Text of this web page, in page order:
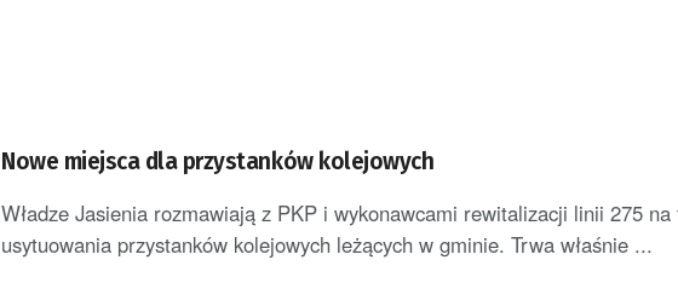
Nowe miejsca dla przystanków kolejowych
Władze Jasienia rozmawiają z PKP i wykonawcami rewitalizacji linii 275 na
usytuowania przystanków kolejowych leżących w gminie. Trwa właśnie ...